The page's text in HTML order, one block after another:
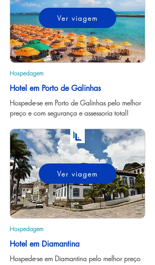
Ver viagem
Hospedagem
Hotel em Porto de Galinhas
Hospede-se em Porto de Galinhas pelo melhor
preço e com segurança e assessoria total!
Ver viagem
Hospedagem
Hotel em Diamantina
Hospede-se em Diamantina pelo melhor preço